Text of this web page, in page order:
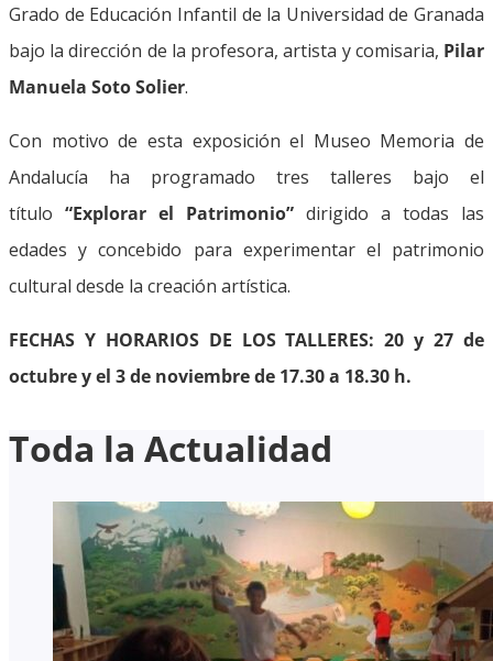
Grado de Educación Infantil de la Universidad de Granada
bajo la dirección de la profesora, artista y comisaria, Pilar
Manuela Soto Solier.
Con motivo de esta exposición el Museo Memoria de
Andalucía ha programado tres talleres bajo el
título “Explorar el Patrimonio” dirigido a todas las
edades y concebido para experimentar el patrimonio
cultural desde la creación artística.
FECHAS Y HORARIOS DE LOS TALLERES: 20 y 27 de
octubre y el 3 de noviembre de 17.30 a 18.30 h.
Toda la Actualidad